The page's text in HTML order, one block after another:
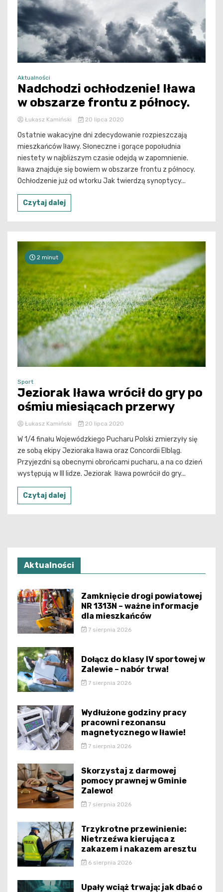
Aktualności
Nadchodzi ochłodzenie! Iława
w obszarze frontu z północy.
Łukasz Kamiński 20 lipca 2020
Ostatnie wakacyjne dni zdecydowanie rozpieszczają
mieszkańców Iławy. Słoneczne i gorące popołudnia
niestety w najbliższym czasie odejdą w zapomnienie.
Iława znajduje się bowiem w obszarze frontu z północy.
Ochłodzenie już od wtorku Jak twierdzą synoptycy...
Czytaj dalej
2 minut
Sport
Jeziorak Iława wrócił do gry po
ośmiu miesiącach przerwy
Łukasz Kamiński 20 lipca 2020
W 1/4 finału Wojewódzkiego Pucharu Polski zmierzyły się
ze sobą ekipy Jezioraka Iława oraz Concordii Elbląg.
Przyjezdni są obecnymi obrońcami pucharu, a na co dzień
występują w III lidze. Jeziorak Iława powrócił do gry...
Czytaj dalej
Aktualności
Zamknięcie drogi powiatowej
NR 1313N – ważne informacje
dla mieszkańców
7 sierpnia 2026
Dołącz do klasy IV sportowej w
Zalewie – nabór trwa!
7 sierpnia 2026
Wydłużone godziny pracy
pracowni rezonansu
magnetycznego w Iławie!
7 sierpnia 2026
Skorzystaj z darmowej
pomocy prawnej w Gminie
Zalewo!
7 sierpnia 2026
Trzykrotne przewinienie:
Nietrzeźwa kierująca z
zakazem i nakazem aresztu
6 sierpnia 2026
Upały wciąż trwają: jak dbać o